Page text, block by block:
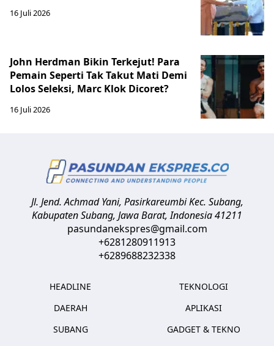
16 Juli 2026
John Herdman Bikin Terkejut! Para
Pemain Seperti Tak Takut Mati Demi
Lolos Seleksi, Marc Klok Dicoret?
16 Juli 2026
Jl. Jend. Achmad Yani, Pasirkareumbi Kec. Subang,
Kabupaten Subang, Jawa Barat,Indonesia41211
pasundanekspres@gmail.com
+6281280911913
+6289688232338
HEADLINE
DAERAH
SUBANG
TEKNOLOGI
APLIKASI
GADGET & TEKNO